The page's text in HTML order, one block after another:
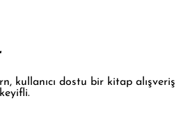
kullanıcı dostu bir kitap alışveriş